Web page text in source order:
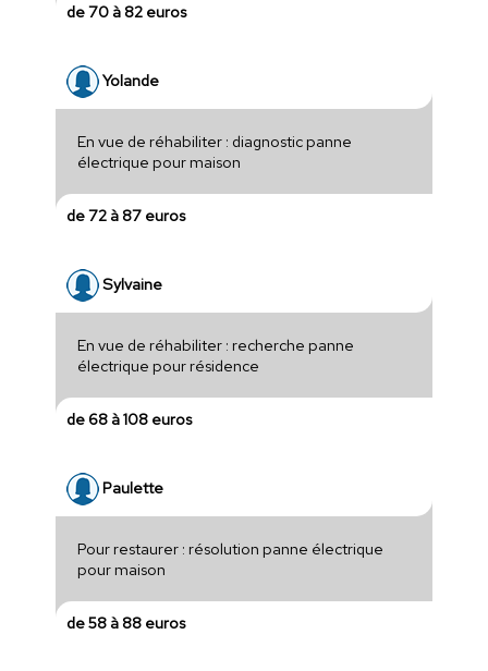
de 70 à 82 euros
Yolande
En vue de réhabiliter : diagnostic panne
électrique pour maison
de 72 à 87 euros
Sylvaine
En vue de réhabiliter : recherche panne
électrique pour résidence
de 68 à 108 euros
Paulette
Pour restaurer : résolution panne électrique
pour maison
de 58 à 88 euros